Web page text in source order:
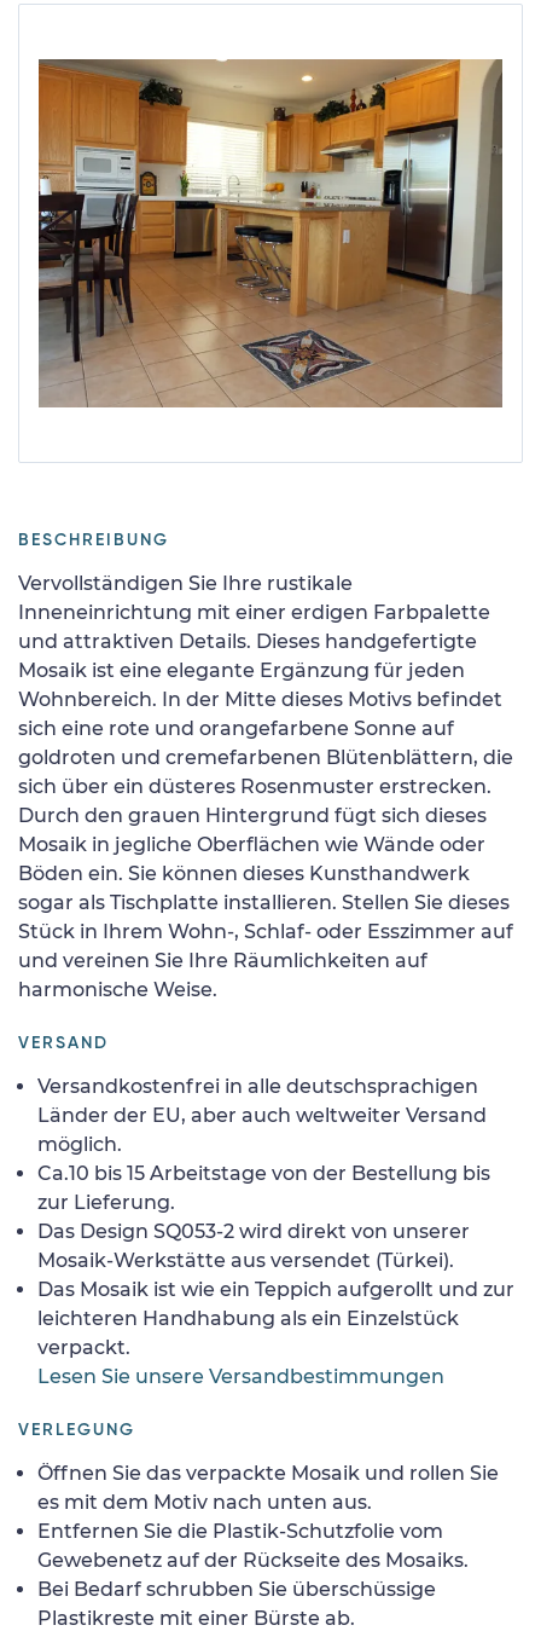
BESCHREIBUNG
Vervollständigen Sie Ihre rustikale
Inneneinrichtung mit einer erdigen Farbpalette
und attraktiven Details. Dieses handgefertigte
Mosaik ist eine elegante Ergänzung für jeden
Wohnbereich. In der Mitte dieses Motivs befindet
sich eine rote und orangefarbene Sonne auf
goldroten und cremefarbenen Blütenblättern, die
sich über ein düsteres Rosenmuster erstrecken.
Durch den grauen Hintergrund fügt sich dieses
Mosaik in jegliche Oberflächen wie Wände oder
Böden ein. Sie können dieses Kunsthandwerk
sogar als Tischplatte installieren. Stellen Sie dieses
Stück in Ihrem Wohn-, Schlaf- oder Esszimmer auf
und vereinen Sie Ihre Räumlichkeiten auf
harmonische Weise.
VERSAND
Versandkostenfrei in alle deutschsprachigen
Länder der EU, aber auch weltweiter Versand
möglich.
Ca.10 bis 15 Arbeitstage von der Bestellung bis
zur Lieferung.
Das Design SQ053-2 wird direkt von unserer
Mosaik-Werkstätte aus versendet (Türkei).
Das Mosaik ist wie ein Teppich aufgerollt und zur
leichteren Handhabung als ein Einzelstück
verpackt.
Lesen Sie unsere Versandbestimmungen
VERLEGUNG
Öffnen Sie das verpackte Mosaik und rollen Sie
es mit dem Motiv nach unten aus.
Entfernen Sie die Plastik-Schutzfolie vom
Gewebenetz auf der Rückseite des Mosaiks.
Bei Bedarf schrubben Sie überschüssige
Plastikreste mit einer Bürste ab.